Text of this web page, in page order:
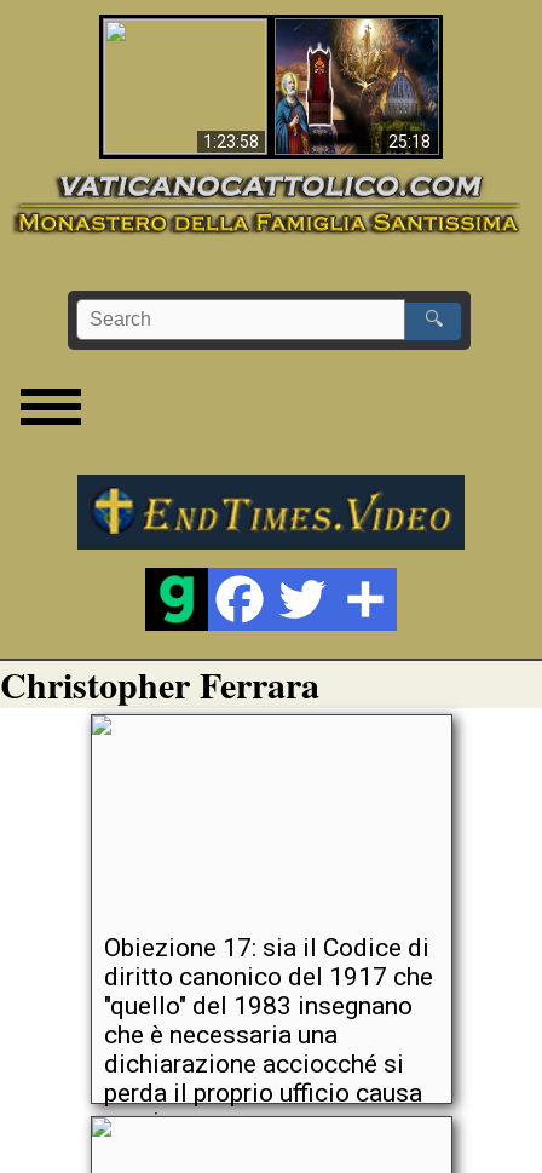
1:23:58 25:18
La Bibbia ha previsto
70 anni senza Papa?
🔍
Christopher Ferrara
Obiezione 17: sia il Codice di
diritto canonico del 1917 che
"quello" del 1983 insegnano
che è necessaria una
dichiarazione acciocché si
perda il proprio ufficio causa
eresia.